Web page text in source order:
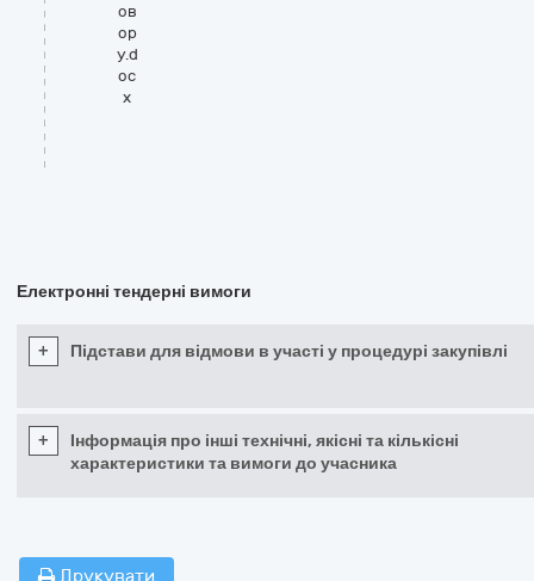
ов
ор
у.d
oc
x
Електронні тендерні вимоги
+ Підстави для відмови в участі у процедурі закупівлі
+
Інформація про інші технічні, якісні та кількісні
характеристики та вимоги до учасника
Друкувати